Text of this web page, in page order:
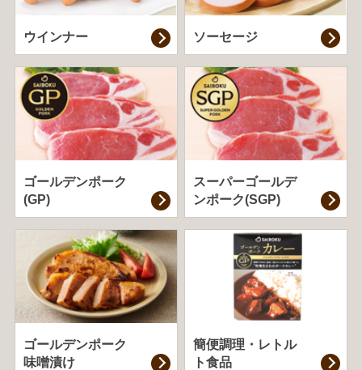
ウインナー ソーセージ
ゴールデンポーク
(GP)
スーパーゴールデ
ンポーク(SGP)
ゴールデンポーク
味噌漬け
簡便調理・ レトル
ト食品